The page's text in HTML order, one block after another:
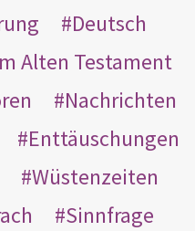
Deutsch
Alten Testament
Nachrichten
Enttäuschungen
Wüstenzeiten
Sinnfrage